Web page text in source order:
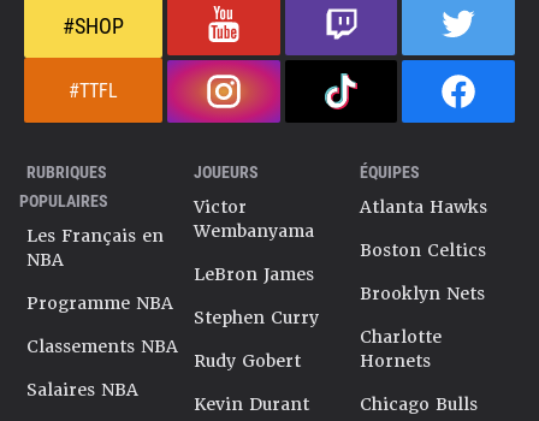
#SHOP
#TTFL
RUBRIQUES
POPULAIRES
Les Français en
NBA
Programme NBA
Classements NBA
Salaires NBA
JOUEURS
Victor
Wembanyama
LeBron James
Stephen Curry
Rudy Gobert
Kevin Durant
ÉQUIPES
Atlanta Hawks
Boston Celtics
Brooklyn Nets
Charlotte
Hornets
Chicago Bulls